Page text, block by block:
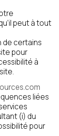
peut à tout
de certains
pour
à
liées
(i) du
pour